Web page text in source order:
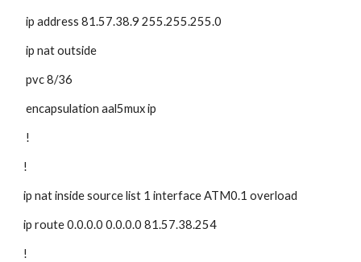
ip address 81.57.38.9 255.255.255.0
ip nat outside
pvc 8/36
encapsulation aal5mux ip
!
!
ip nat inside source list 1 interface ATM0.1 overload
ip route 0.0.0.0 0.0.0.0 81.57.38.254
!